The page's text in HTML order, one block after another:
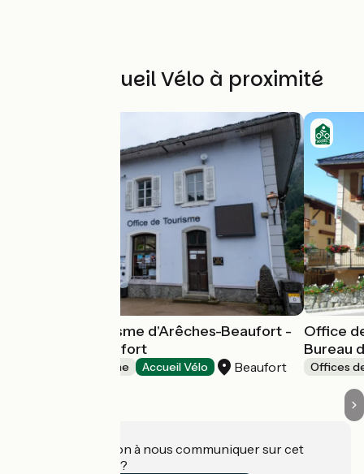
Autres Accueil Vélo à proximité
Office de Tourisme d'Arêches-Beaufort -
Bureau de Beaufort
Offices de Tourisme Accueil Vélo Beaufort
Office
Bureau
Offices
Une information à nous communiquer sur cet
établissement ?